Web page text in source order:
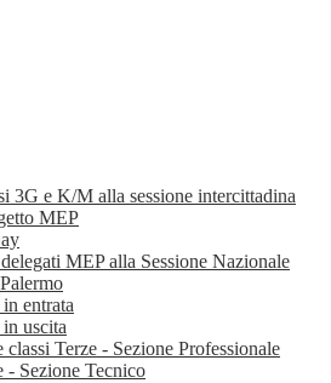
3G e K/M alla sessione intercittadina
MEP
MEP alla Sessione Nazionale
entrata
uscita
classi Terze - Sezione Professionale
- Sezione Tecnico